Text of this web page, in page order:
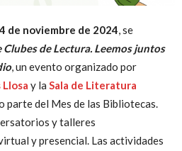
de noviembre de 2024, se
Clubes de Lectura. Leemos juntos
, un evento organizado por
y la Sala de Literatura
parte del Mes de las Bibliotecas.
y talleres
y presencial. Las actividades